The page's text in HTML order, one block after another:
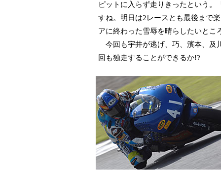
ピットに入らず走りきったという
すね。明日は2レースとも最後まで
アに終わった雪辱を晴らしたいとこ
今回も宇井が逃げ、巧、濱本、及
回も独走することができるか!?